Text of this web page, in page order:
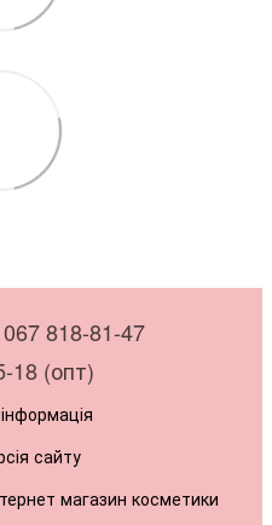
067 818-81-47
18 (опт)
сайту
магазин косметики